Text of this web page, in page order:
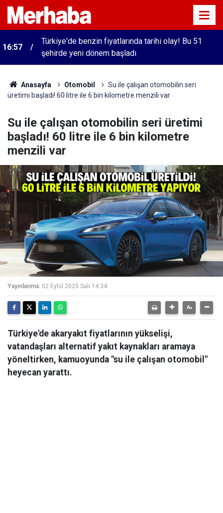
16:57
Türkiye'de benzin fiyatlarında tarihi olay! Bu 51
şehirde yeni dönem başladı
Anasayfa Otomobil
Su ile çalışan otomobilin seri
üretimi başladı! 60 litre ile 6 bin kilometre menzili var
Su ile çalışan otomobilin seri üretimi
başladı! 60 litre ile 6 bin kilometre
menzili var
Yayınlanma: 02 Eylül 2025 Salı 14:34
Türkiye'de akaryakıt fiyatlarının yükselişi,
vatandaşları alternatif yakıt kaynakları aramaya
yöneltirken, kamuoyunda "su ile çalışan otomobil"
heyecan yarattı.